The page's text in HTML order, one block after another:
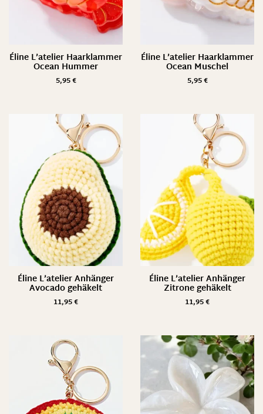
Éline L’atelier Haarklammer
Ocean Hummer
5,95€
Éline L’atelier Haarklammer
Ocean Muschel
5,95€
Éline L’atelier Anhänger
Avocado gehäkelt
11,95€
Éline L’atelier Anhänger
Zitrone gehäkelt
11,95€